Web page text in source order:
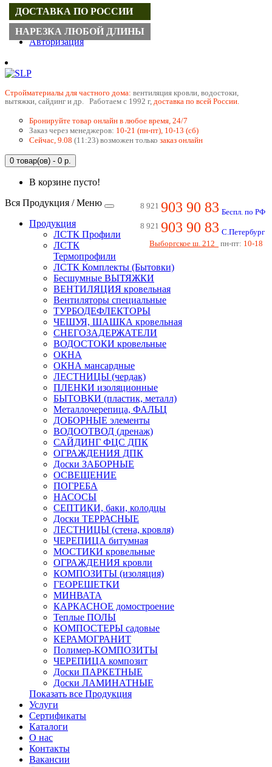
Регистрация
Авторизация
Cтройматериалы для частного дома: вентиляция кровли, водостоки,
вытяжки, сайдинг и др. Работаем с 1992 г, доставка по всей России.
Бронируйте товар онлайн в любое время, 24/7
Заказ через менеджеров: 10-21 (пн-пт), 10-13 (сб)
Сейчас, 9.08 (11:23) возможен только заказ онлайн
0 товар(ов) - 0 р.
В корзине пусто!
8 921 903 90 83 Беспл. по РФ
8 921 903 90 83 С.Петербург
Выборгское ш. 212
пн-пт: 10-18
Вся Продукция / Меню
Продукция
ЛСТК Профили
ЛСТК
Термопрофили
ЛСТК Комплекты (Бытовки)
Бесшумные ВЫТЯЖКИ
ВЕНТИЛЯЦИЯ кровельная
Вентиляторы специальные
ТУРБОДЕФЛЕКТОРЫ
ЧЕШУЯ, ШАШКА кровельная
СНЕГОЗАДЕРЖАТЕЛИ
ВОДОСТОКИ кровельные
ОКНА
ОКНА мансардные
ЛЕСТНИЦЫ (чердак)
ПЛЕНКИ изоляционные
БЫТОВКИ (пластик, металл)
Металлочерепица, ФАЛЬЦ
ДОБОРНЫЕ элементы
ВОДООТВОД (дренаж)
САЙДИНГ ФЦС ДПК
ОГРАЖДЕНИЯ ДПК
Доски ЗАБОРНЫЕ
ОСВЕЩЕНИЕ
ПОГРЕБА
НАСОСЫ
СЕПТИКИ, баки, колодцы
Доски ТЕРРАСНЫЕ
ЛЕСТНИЦЫ (стена, кровля)
ЧЕРЕПИЦА битумная
МОСТИКИ кровельные
ОГРАЖДЕНИЯ кровли
КОМПОЗИТЫ (изоляция)
ГЕОРЕШЕТКИ
МИНВАТА
КАРКАСНОЕ домостроение
Теплые ПОЛЫ
КОМПОСТЕРЫ садовые
КЕРАМОГРАНИТ
Полимер-КОМПОЗИТЫ
ЧЕРЕПИЦА композит
Доски ПАРКЕТНЫЕ
Доски ЛАМИНАТНЫЕ
Показать все Продукция
Услуги
Сертификаты
Каталоги
О нас
Контакты
Вакансии
ДОСТАВКА ПО РОССИИ
НАРЕЗКА ЛЮБОЙ ДЛИНЫ